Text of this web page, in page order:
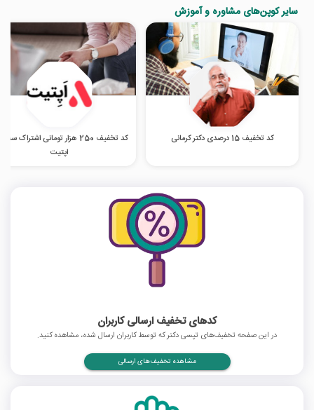
سایر کوپن‌های مشاوره و آموزش
کد تخفیف 15 درصدی دکتر کرمانی
کد تخفیف 250 هزار تومانی اشتراک سه
اپتیت
کدهای تخفیف ارسالی کاربران
در این صفحه تخفیف‌های تپسی دکتر که توسط کاربران ارسال شده، مشاهده کنید.
مشاهده تخفیف‌های ارسالی